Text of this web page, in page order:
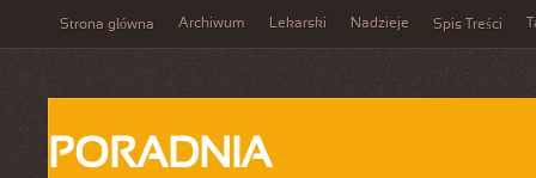
Strona główna Archiwum Lekarski Nadzieje Spis Treści
PORADNIA